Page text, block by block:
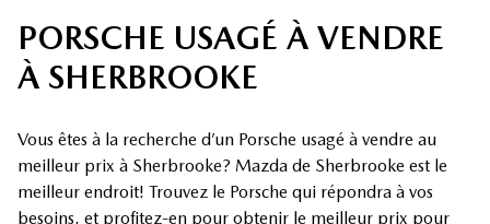
PORSCHE USAGÉ À VENDRE
À SHERBROOKE
Vous êtes à la recherche d’un Porsche usagé à vendre au
meilleur prix à Sherbrooke? Mazda de Sherbrooke est le
meilleur endroit! Trouvez le Porsche qui répondra à vos
besoins, et profitez-en pour obtenir le meilleur prix pour